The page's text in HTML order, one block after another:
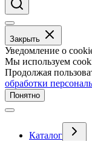
Закрыть
Уведомление о
Мы используем
Продолжая
обработки
Понятно
Каталог